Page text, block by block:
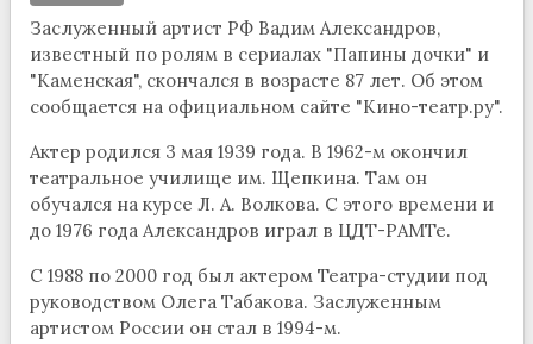
Заслуженный артист РФ Вадим Александров,
известный по ролям в сериалах "Папины дочки" и
"Каменская", скончался в возрасте 87 лет. Об этом
сообщается на официальном сайте "Кино-театр.ру".
Актер родился 3 мая 1939 года. В 1962-м окончил
театральное училище им. Щепкина. Там он
обучался на курсе Л. А. Волкова. С этого времени и
до 1976 года Александров играл в ЦДТ-РАМТе.
С 1988 по 2000 год был актером Театра-студии под
руководством Олега Табакова. Заслуженным
артистом России он стал в 1994-м.